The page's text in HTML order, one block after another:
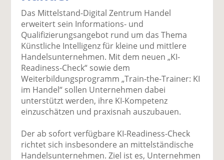
F
e
b
o
k
te
il
e
tt
n k
e
di
te
n
ai
l
se
Das Mittelstand-Digital Zentrum Handel
erweitert sein Informations- und
Qualifizierungsangebot rund um das Thema
Künstliche Intelligenz für kleine und mittlere
Handelsunternehmen. Mit dem neuen „KI-
Readiness-Check“ sowie dem
Weiterbildungsprogramm „Train-the-Trainer: KI
im Handel“ sollen Unternehmen dabei
unterstützt werden, ihre KI-Kompetenz
einzuschätzen und praxisnah auszubauen.
Der ab sofort verfügbare KI-Readiness-Check
richtet sich insbesondere an mittelständische
Handelsunternehmen. Ziel ist es, Unternehmen